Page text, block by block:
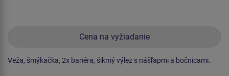
Cena na vyžiadanie
Veža, šmýkačka, 2x bariéra, šikmý výlez s nášľapmi a bočnicami.